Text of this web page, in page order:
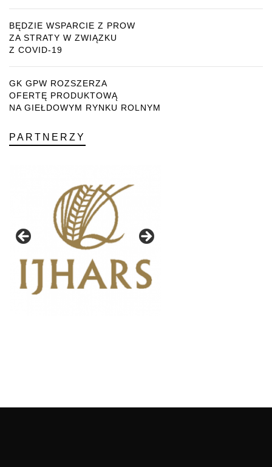
BĘDZIE WSPARCIE Z PROW
ZA STRATY W ZWIĄZKU
Z COVID-19
GK GPW ROZSZERZA
OFERTĘ PRODUKTOWĄ
NA GIEŁDOWYM RYNKU ROLNYM
PARTNERZY